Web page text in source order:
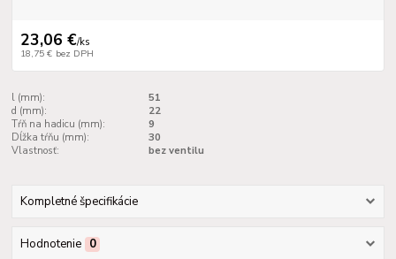
23,06 €/ks
18,75 € bez DPH
l (mm):
51
d (mm):
22
Tŕň na hadicu (mm):
9
Dĺžka tŕňu (mm):
30
Vlastnosť:
bez ventilu
Kompletné špecifikácie
Hodnotenie 0